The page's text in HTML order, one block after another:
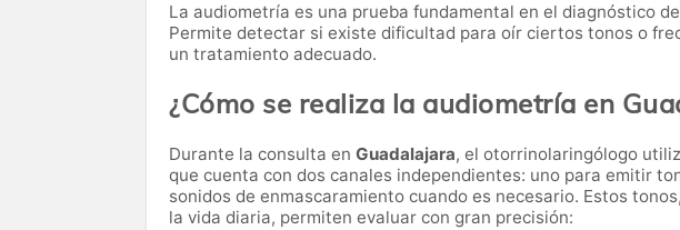
La audiometría es una prueba fundamental en el diagnóstico
Permite detectar si existe dificultad para oír ciertos tonos o
un tratamiento adecuado.
¿Cómo se realiza la audiometría en
Durante la consulta en Guadalajara, el otorrinolaringólogo
que cuenta con dos canales independientes: uno para emitir
sonidos de enmascaramiento cuando es necesario. Estos
la vida diaria, permiten evaluar con gran precisión: